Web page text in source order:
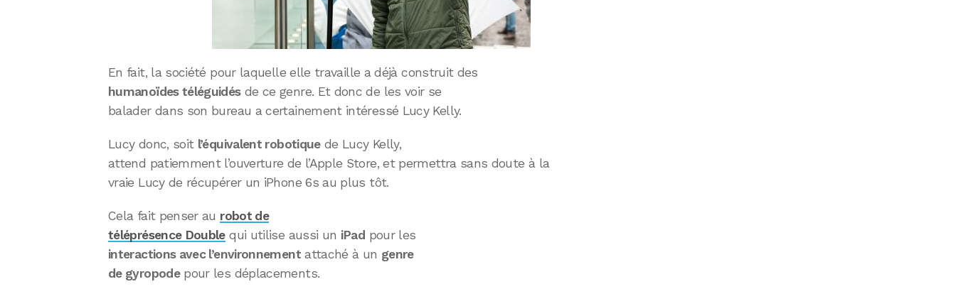
En fait, la société pour laquelle elle travaille a déjà construit des
humanoïdes téléguidésde ce genre. Et donc de les voir se
balader dans son bureau a certainement intéressé Lucy Kelly.
Lucy donc, soit l’équivalent robotiquede Lucy Kelly,
attend patiemment l’ouverture de l’Apple Store, et permettra sans doute à la
vraie Lucy de récupérer un iPhone 6s au plus tôt.
Cela fait penser au robot de
téléprésence Doublequi utilise aussi un iPad pour les
interactions avec l’environnementattaché à un genre
de gyropodepour les déplacements.